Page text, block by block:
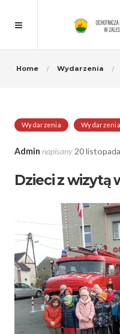
Home Wydarzenia
Wydarzenia
Admin napisany20
Dzieci z wizytą